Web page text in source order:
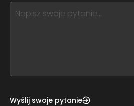
this,
leave
Wyślij swoje pytanie